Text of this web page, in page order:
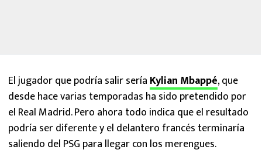
El jugador que podría salir sería Kylian Mbappé, que
desde hace varias temporadas ha sido pretendido por
el Real Madrid. Pero ahora todo indica que el resultado
podría ser diferente y el delantero francés terminaría
saliendo del PSG para llegar con los merengues.